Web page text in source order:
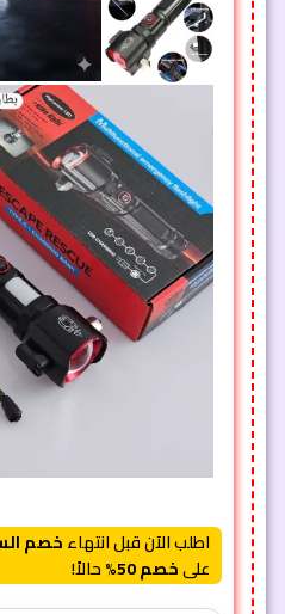
اطلب الآن قبل انتهاءخصم
علىخصم 50% حالاً!